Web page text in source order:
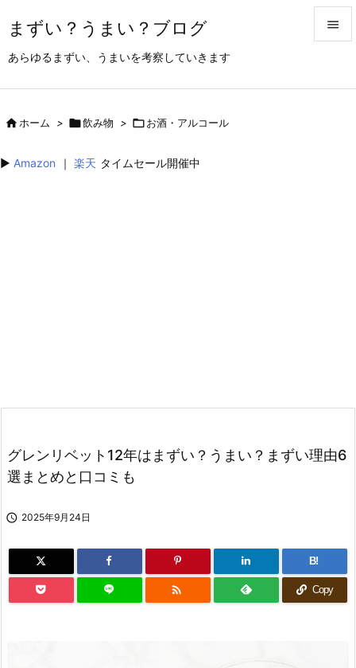
まずい？うまい？ブログ
あらゆるまずい、うまいを考察していきます

ホーム > 飲み物 > お酒・アルコール
▶︎ Amazon ｜ 楽天 タイムセール開催中
グレンリベット12年はまずい？うまい？まずい理由6
選まとめと口コミも
 2025年9月24日
B!
 Copy